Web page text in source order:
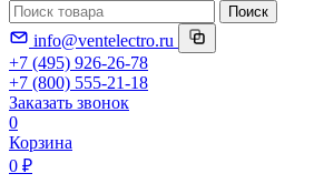
Поиск
info@ventelectro.ru
+7 (495) 926-26-78
+7 (800) 555-21-18
Заказать звонок
0
Корзина
0 ₽